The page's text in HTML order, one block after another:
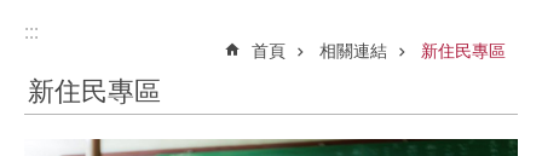
:::
:::
首頁 相關連結 新住民專區
新住民專區